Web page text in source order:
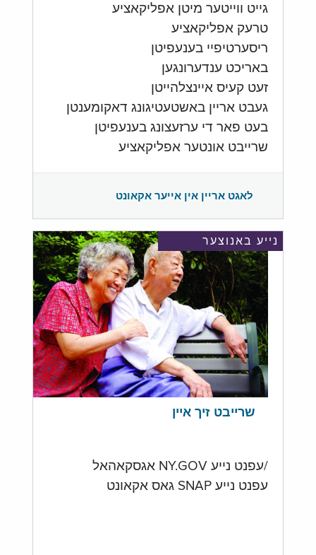
גייט ווייטער מיטן אפליקאציע
טרעק אפליקאציע
ריסערטיפיי בענעפיטן
באריכט ענדערונגען
זעט קעיס איינצלהייטן
געבט אריין באשטעטיגונג דאקומענטן
בעט פאר די ערזעצונג בענעפיטן
שרייבט אונטער אפליקאציע
לאגט אריין אין אייער אקאונט
נייע באנוצער
שרייבט זיך איין
/עפנט נייע NY.GOV אגסקאהאל
עפנט נייע SNAP גאס אקאונט